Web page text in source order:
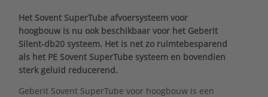
Het Sovent SuperTube afvoersysteem voor
hoogbouw is nu ook beschikbaar voor het Geberit
Silent-db20 systeem. Het is net zo ruimtebesparend
als het PE Sovent SuperTube systeem en bovendien
sterk geluid reducerend.
Geberit Sovent SuperTube voor hoogbouw is een